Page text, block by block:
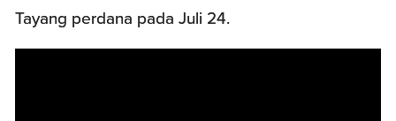
Tayang perdana pada Juli 24.